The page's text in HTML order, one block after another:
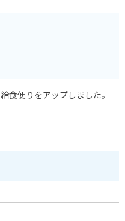
給食便りをアップしました。